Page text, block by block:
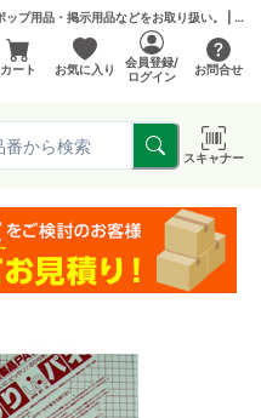
ディスプレイ用品・アート関連商品・販促用品・ポップ用品・掲示用品などをお取り扱い。 | アルテ フエルモール店
カート お気に入り
会員登録/
ログイン
お問合せ
スキャナー